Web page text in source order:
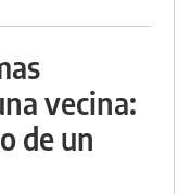
vecina:
de un